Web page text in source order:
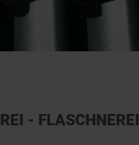
- FLASCHNEREI